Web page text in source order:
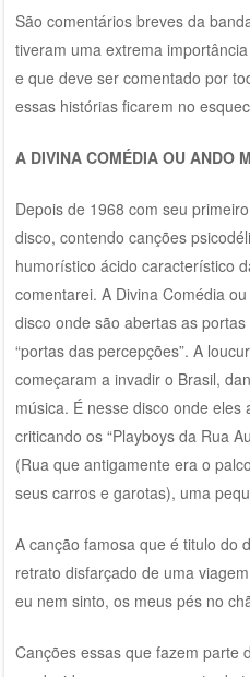
São comentários breves da
tiveram uma extrema
e que deve ser comentado por
essas histórias ficarem no
A DIVINA COMÉDIA OU ANDO
Depois de 1968 com seu
disco, contendo canções
humorístico ácido característico
comentarei. A Divina Comédia
disco onde são abertas as
“portas das percepções”. A
começaram a invadir o Brasil,
música. É nesse disco onde eles
criticando os “Playboys da Rua
(Rua que antigamente era o
seus carros e garotas), uma
A canção famosa que é titulo do
retrato disfarçado de uma
eu nem sinto, os meus pés no
Canções essas que fazem parte